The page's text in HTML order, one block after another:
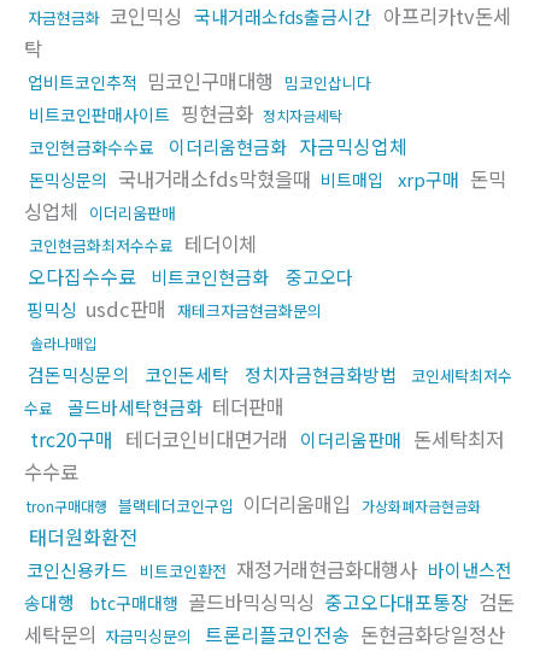
자금현금화 코인믹싱 국내거래소fds출금시간 아프리카tv돈세
탁
업비트코인추적 밈코인구매대행 밈코인삽니다
비트코인판매사이트 핑현금화 정치자금세탁
코인현금화수수료 이더리움현금화 자금믹싱업체
돈믹싱문의 국내거래소fds막혔을때 비트매입 xrp구매 돈믹
싱업체
이더리움판매
코인현금화최저수수료 테더이체
오다집수수료
비트코인현금화
중고오다
핑믹싱 usdc판매 재테크자금현금화문의
솔라나매입
검돈믹싱문의 코인돈세탁 정치자금현금화방법
코인세탁최저수
수료
골드바세탁현금화 테더판매
trc20구매 테더코인비대면거래 이더리움판매 돈세탁최저
수수료
tron구매대행 블랙테더코인구입 이더리움매입 가상화폐자금현금화
태더원화환전
코인신용카드 비트코인환전 재정거래현금화대행사 바이낸스전
송대행
btc구매대행 골드바믹싱믹싱 중고오다대포통장 검돈
세탁문의 자금믹싱문의 트론리플코인전송 돈현금화당일정산